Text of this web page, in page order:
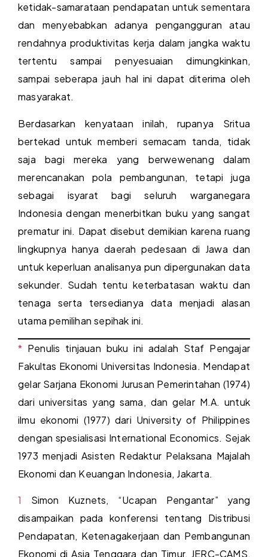
ketidak-samarataan pendapatan untuk sementara
dan menyebabkan adanya pengangguran atau
rendahnya produktivitas kerja dalam jangka waktu
tertentu sampai penyesuaian dimungkinkan,
sampai seberapa jauh hal ini dapat diterima oleh
masyarakat.
Berdasarkan kenyataan inilah, rupanya Sritua
bertekad untuk memberi semacam tanda, tidak
saja bagi mereka yang berwewenang dalam
merencanakan pola pembangunan, tetapi juga
sebagai isyarat bagi seluruh warganegara
Indonesia dengan menerbitkan buku yang sangat
prematur ini. Dapat disebut demikian karena ruang
lingkupnya hanya daerah pedesaan di Jawa dan
untuk keperluan analisanya pun dipergunakan data
sekunder. Sudah tentu keterbatasan waktu dan
tenaga serta tersedianya data menjadi alasan
utama pemilihan sepihak ini.
* Penulis tinjauan buku ini adalah Staf Pengajar
Fakultas Ekonomi Universitas Indonesia. Mendapat
gelar Sarjana Ekonomi Jurusan Pemerintahan (1974)
dari universitas yang sama, dan gelar M.A. untuk
ilmu ekonomi (1977) dari University of Philippines
dengan spesialisasi International Economics. Sejak
1973 menjadi Asisten Redaktur Pelaksana Majalah
Ekonomi dan Keuangan Indonesia, Jakarta.
1
Simon Kuznets, “Ucapan Pengantar” yang
disampaikan pada konferensi tentang Distribusi
Pendapatan, Ketenagakerjaan dan Pembangunan
Ekonomi di Asia Tenggara dan Timur, JERC-CAMS,